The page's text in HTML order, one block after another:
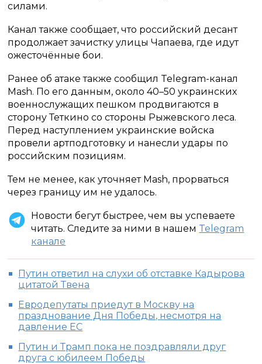
силами.
Канал также сообщает, что российский десант
продолжает зачистку улицы Чапаева, где идут
ожесточённые бои.
Ранее об атаке также сообщил Telegram-канал
Mash. По его данным, около 40–50 украинских
военнослужащих пешком продвигаются в
сторону Теткино со стороны Рыжевского леса.
Перед наступлением украинские войска
провели артподготовку и нанесли удары по
российским позициям.
Тем не менее, как уточняет Mash, прорваться
через границу им не удалось.
Новости бегут быстрее, чем вы успеваете
читать. Следите за ними в нашем Telegram
канале
Путин ответил на слухи об отставке Кадырова
цитатой Твена
Евродепутаты приедут в Москву на
празднование Дня Победы, несмотря на
давление ЕС
Путин и Трамп пока не поздравляли друг
друга с юбилеем Победы